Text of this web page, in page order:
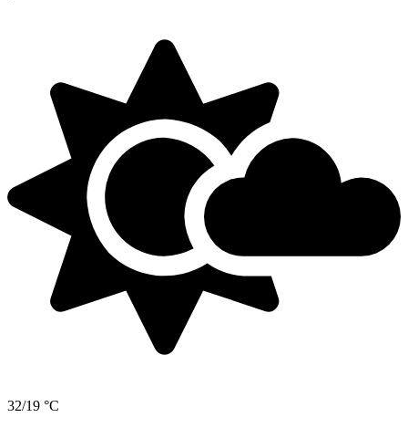
32/19 °C